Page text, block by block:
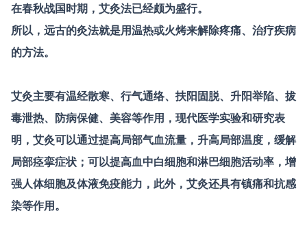
在春秋战国时期，艾灸法已经颇为盛行。
所以，远古的灸法就是用温热或火烤来解除疼痛、治疗疾病
的方法。
艾灸主要有温经散寒、行气通络、扶阳固脱、升阳举陷、拔
毒泄热、防病保健、美容等作用，现代医学实验和研究表
明，艾灸可以通过提高局部气血流量，升高局部温度，缓解
局部痉挛症状；可以提高血中白细胞和淋巴细胞活动率，增
强人体细胞及体液免疫能力，此外，艾灸还具有镇痛和抗感
染等作用。